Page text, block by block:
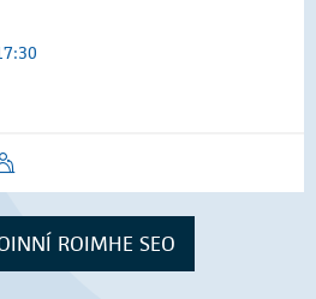
Fuaime
ROIMHE SEO